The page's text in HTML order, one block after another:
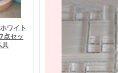
ワイト
点セッ
具